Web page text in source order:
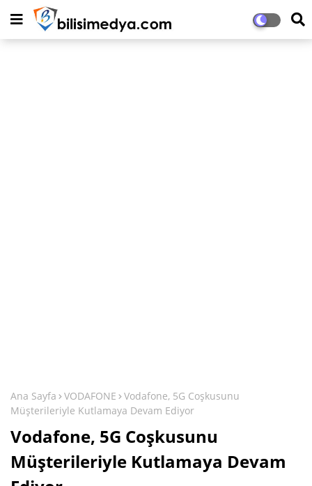
Ana Sayfa VODAFONE
Vodafone, 5G Coşkusunu
Müşterileriyle Kutlamaya Devam Ediyor
Vodafone, 5G Coşkusunu
Müşterileriyle Kutlamaya Devam